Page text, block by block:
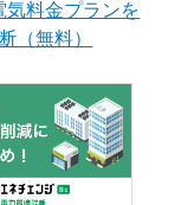
気料金プランを
（無料）